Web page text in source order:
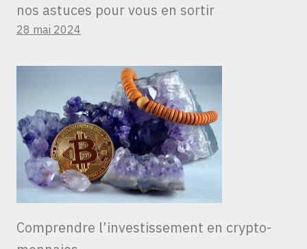
nos astuces pour vous en sortir
28 mai 2024
Comprendre l’investissement en crypto-